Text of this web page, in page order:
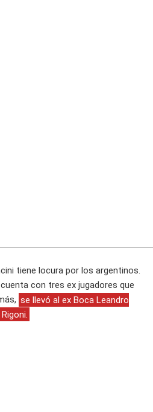
tiene locura por los argentinos.
con tres ex jugadores que
se llevó al ex Boca Leandro